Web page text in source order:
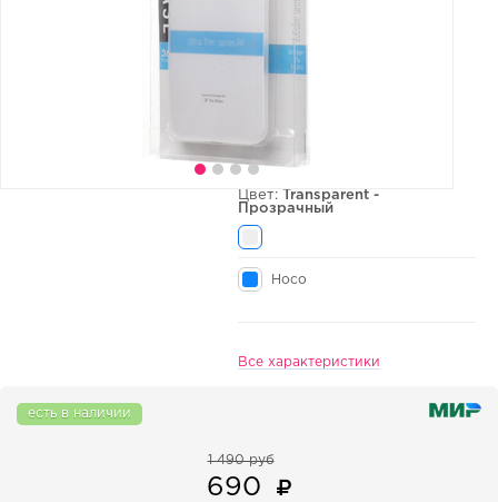
Цвет:
Transparent -
Прозрачный
Hoco
Все характеристики
есть в наличии
1 490 руб
690